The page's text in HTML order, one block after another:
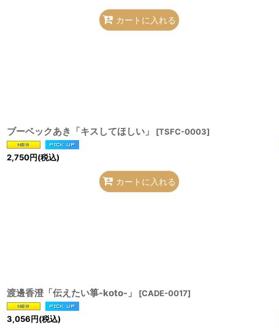
カートに入れる
ブーベックあき「キスしてほしい」 [TSFC-0003]
2,750円(税込)
カートに入れる
渡邊香澄「伝えたい箏-koto-」 [CADE-0017]
3,056円(税込)